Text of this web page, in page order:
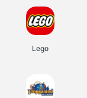
Lego